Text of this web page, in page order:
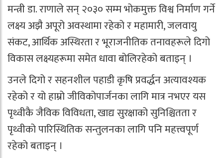
मन्त्री डा. राणाले सन् २०३० सम्म भोकमुक्त विश्व निर्माण गर्ने
लक्ष्य अझै अपूरो अवस्थामा रहेको र महामारी, जलवायु
संकट, आर्थिक अस्थिरता र भूराजनीतिक तनावहरूले दिगो
विकास लक्ष्यहरूमा समेत धावा बोलिरहेको बताइन् ।
उनले दिगो र सहनशील पहाडी कृषि प्रवर्द्धन अत्यावश्यक
रहेको र यो हाम्रो जीविकोपार्जनका लागि मात्र नभएर यस
पृथ्वीकै जैविक विविधता, खाद्य सुरक्षाको सुनिश्चितता र
पृथ्वीको पारिस्थितिक सन्तुलनका लागि पनि महत्त्वपूर्ण
रहेको बताइन् ।